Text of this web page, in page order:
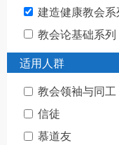
建造健康教会系
教会论基础系列
适用人群
教会领袖与同工
信徒
慕道友